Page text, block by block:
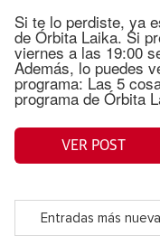
Si te lo perdiste, ya
de Órbita Laika. Si
viernes a las 19:00
Además, lo puedes
programa: Las 5
programa de Órbita
VER POST
Entradas más